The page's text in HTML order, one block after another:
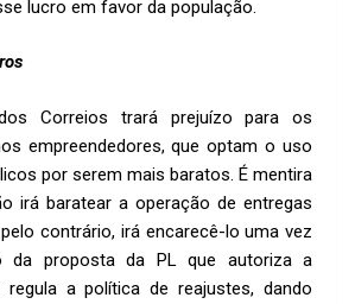
lucro em favor da população.
Correios trará prejuízo para os
empreendedores, que optam o uso
por serem mais baratos. É mentira
irá baratear a operação de entregas
contrário, irá encarecê-lo uma vez
da proposta da PL que autoriza a
regula a política de reajustes, dando